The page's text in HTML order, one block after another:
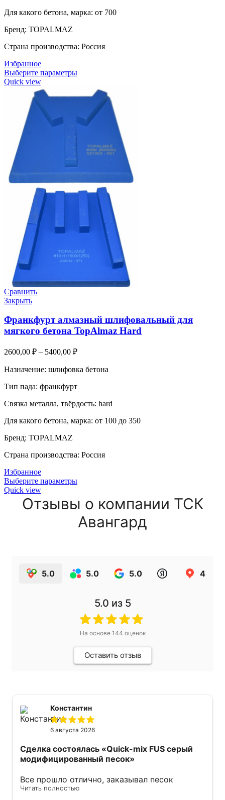
Для какого бетона, марка: от 700
Бренд: TOPALMAZ
Страна производства: Россия
Избранное
Выберите параметры
Quick view
Сравнить
Закрыть
Франкфурт алмазный шлифовальный для
мягкого бетона TopAlmaz Hard
2600,00 ₽ – 5400,00 ₽
Назначение: шлифовка бетона
Тип пада: франкфурт
Связка металла, твёрдость: hard
Для какого бетона, марка: от 100 до 350
Бренд: TOPALMAZ
Страна производства: Россия
Избранное
Выберите параметры
Quick view
Отзывы о компании ТСК
Авангард
5.0 5.0 5.0 4.9
5.0 из 5
На основе 144 оценок
Оставить отзыв
Константин
6 августа 2026
Сделка состоялась «Quick-mix FUS серый
модифицированный песок»
Все прошло отлично, заказывал песок
модифицированный. Продавец оперативно
Читать полностью